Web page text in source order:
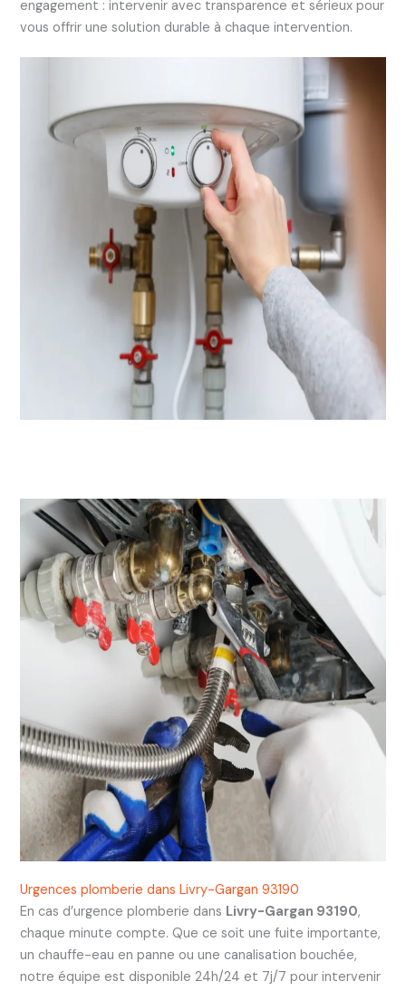
engagement : intervenir avec transparence et sérieux pour
vous offrir une solution durable à chaque intervention.
Urgences plomberie dans Livry-Gargan 93190
En cas d’urgence plomberie dans Livry-Gargan 93190,
chaque minute compte. Que ce soit une fuite importante,
un chauffe-eau en panne ou une canalisation bouchée,
notre équipe est disponible 24h/24 et 7j/7 pour intervenir